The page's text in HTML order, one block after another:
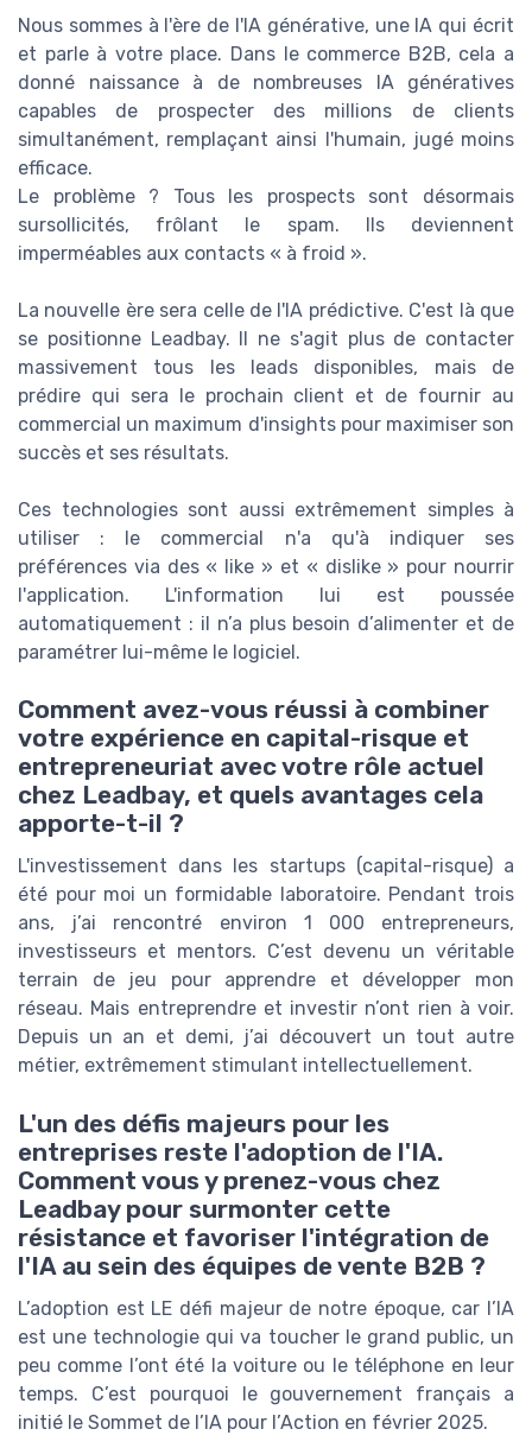
Nous sommes à l'ère de l'IA générative, une IA qui écrit
et parle à votre place. Dans le commerce B2B, cela a
donné naissance à de nombreuses IA génératives
capables de prospecter des millions de clients
simultanément, remplaçant ainsi l'humain, jugé moins
efficace.
Le problème ? Tous les prospects sont désormais
sursollicités, frôlant le spam. Ils deviennent
imperméables aux contacts « à froid ».
La nouvelle ère sera celle de l'IA prédictive. C'est là que
se positionne Leadbay. Il ne s'agit plus de contacter
massivement tous les leads disponibles, mais de
prédire qui sera le prochain client et de fournir au
commercial un maximum d'insights pour maximiser son
succès et ses résultats.
Ces technologies sont aussi extrêmement simples à
utiliser : le commercial n'a qu'à indiquer ses
préférences via des « like » et « dislike » pour nourrir
l'application. L'information lui est poussée
automatiquement : il n’a plus besoin d’alimenter et de
paramétrer lui-même le logiciel.
Comment avez-vous réussi à combiner
votre expérience en capital-risque et
entrepreneuriat avec votre rôle actuel
chez Leadbay, et quels avantages cela
apporte-t-il ?
L'investissement dans les startups (capital-risque) a
été pour moi un formidable laboratoire. Pendant trois
ans, j’ai rencontré environ 1 000 entrepreneurs,
investisseurs et mentors. C’est devenu un véritable
terrain de jeu pour apprendre et développer mon
réseau. Mais entreprendre et investir n’ont rien à voir.
Depuis un an et demi, j’ai découvert un tout autre
métier, extrêmement stimulant intellectuellement.
L'un des défis majeurs pour les
entreprises reste l'adoption de l'IA.
Comment vous y prenez-vous chez
Leadbay pour surmonter cette
résistance et favoriser l'intégration de
l'IA au sein des équipes de vente B2B ?
L’adoption est LE défi majeur de notre époque, car l’IA
est une technologie qui va toucher le grand public, un
peu comme l’ont été la voiture ou le téléphone en leur
temps. C’est pourquoi le gouvernement français a
initié le Sommet de l’IA pour l’Action en février 2025.